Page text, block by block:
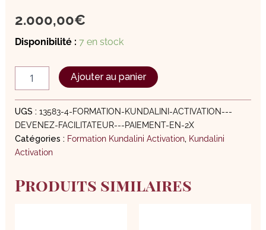
2.000,00€
Disponibilité : 7 en stock
Ajouter au panier
UGS : 13583-4-FORMATION-KUNDALINI-ACTIVATION---
DEVENEZ-FACILITATEUR---PAIEMENT-EN-2X
Catégories : Formation Kundalini Activation, Kundalini
Activation
Produits similaires